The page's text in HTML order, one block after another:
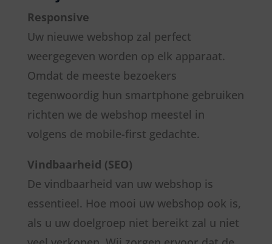
Responsive
Uw nieuwe webshop zal perfect
weergegeven worden op elk apparaat.
Omdat de meeste bezoekers
tegenwoordig hun smartphone gebruiken
richten we de webshop meestel in
volgens de mobile-first gedachte.
Vindbaarheid (SEO)
De vindbaarheid van uw webshop is
essentieel. Hoe mooi uw webshop ook is,
als u uw doelgroep niet bereikt zal u niet